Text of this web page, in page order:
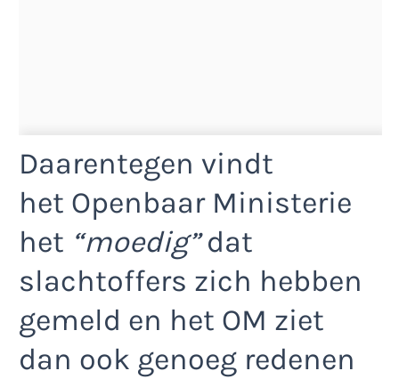
Daarentegen vindt
het Openbaar Ministerie
het “moedig”dat
slachtoffers zich hebben
gemeld en het OM ziet
dan ook genoeg redenen